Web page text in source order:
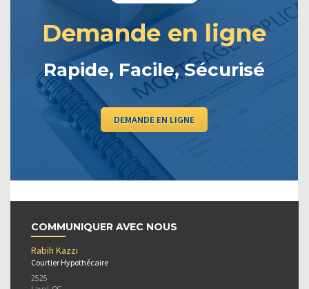
Demande en ligne
Rapide, Facile, Sécurisé
DEMANDE EN LIGNE
COMMUNIQUER AVEC NOUS
Rabih Kazzi
Courtier Hypothécaire
2525